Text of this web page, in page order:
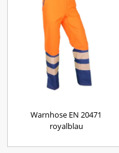
Warnhose EN 20471
royalblau